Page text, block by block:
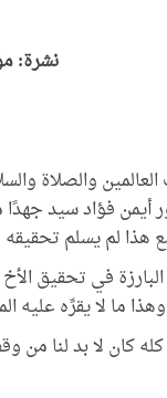
نشرة:
العالمين والصلاة
أيمن فؤاد سيد
هذا لم يسلم
البارزة في تحقيق
ما لا يقرِّه عليه
كان لا بد لنا من